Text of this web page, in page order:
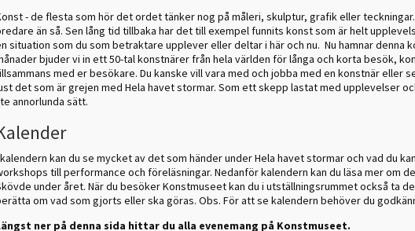
- de flesta som hör det ordet tänker nog på måleri, skulptur, grafik eller
än så. Sen lång tid tillbaka har det till exempel funnits konst som är helt
situation som du som betraktare upplever eller deltar i här och nu. Nu hamnar denna
bjuder vi in ett 50-tal konstnärer från hela världen för långa och korta besök,
med er besökare. Du kanske vill vara med och jobba med en konstnär eller
det som är grejen med Hela havet stormar. Som ett skepp lastat med upplevelser
annorlunda sätt.
kan du se mycket av det som händer under Hela havet stormar och vad du
till performance och föreläsningar. Nedanför kalendern kan du läsa mer om
under året. När du besöker Konstmuseet kan du i utställningsrummet också ta
om vad som gjorts eller ska göras. Obs. För att se kalendern behöver du
ner på denna sida hittar du alla evenemang på Konstmuseet.